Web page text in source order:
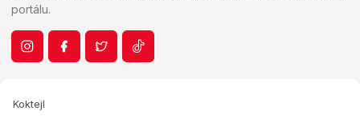
portálu.
Koktejl